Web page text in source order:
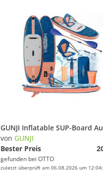
von GUNJI
Bester Preis
gefunden bei OTTO
zuletzt überprüft am 06.08.2026 um